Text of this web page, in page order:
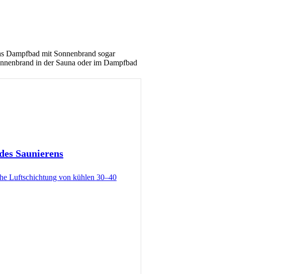
Dampfbad mit Sonnenbrand sogar
in der Sauna oder im Dampfbad
Saunierens